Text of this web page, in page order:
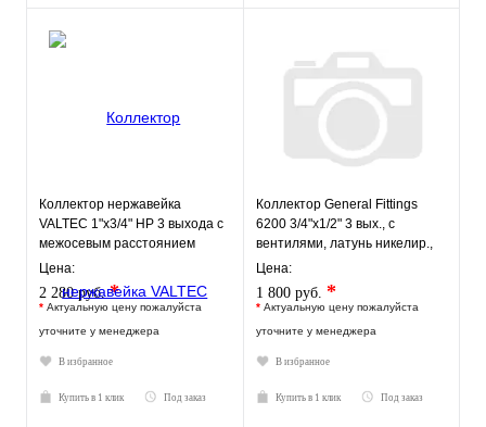
Коллектор нержавейка
VALTEC 1"х3/4" НР 3 выхода с
межосевым расстоянием
выходов 50мм
Цена:
2 280 руб.*
* Актуальную цену пожалуйста
уточните у менеджера
В избранное
Купить в 1 клик Под заказ
Коллектор General Fittings
6200 3/4"х1/2" 3 вых., c
вентилями, латунь никелир.,
красный
Цена:
1 800 руб. *
* Актуальную цену пожалуйста
уточните у менеджера
В избранное
Купить в 1 клик Под заказ